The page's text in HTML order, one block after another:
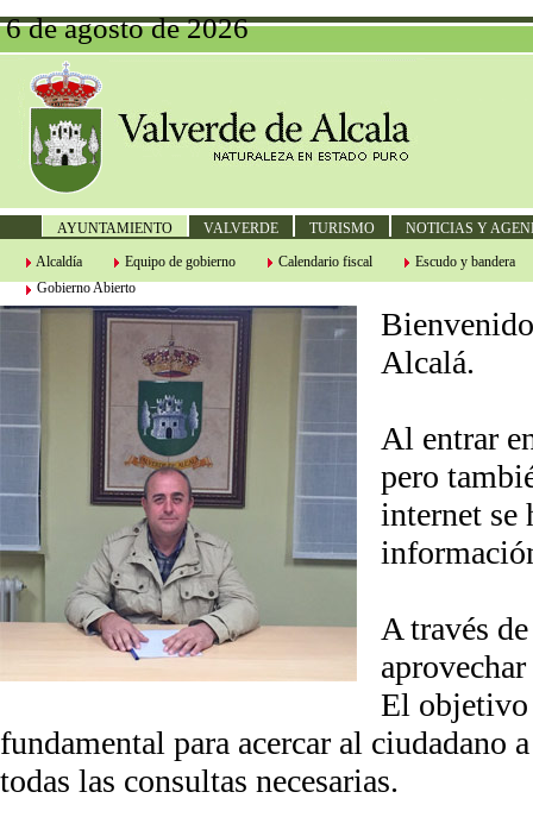
6 de agosto de 2026
AYUNTAMIENTO VALVERDE TURISMO NOTICIAS Y
Alcaldía Equipo de gobierno Calendario fiscal
Escudo y bandera
Gobierno Abierto
Alcalá.
Al entrar
pero
internet se
A través
El objetivo
fundamental para acercar al ciudadano
todas las consultas necesarias.